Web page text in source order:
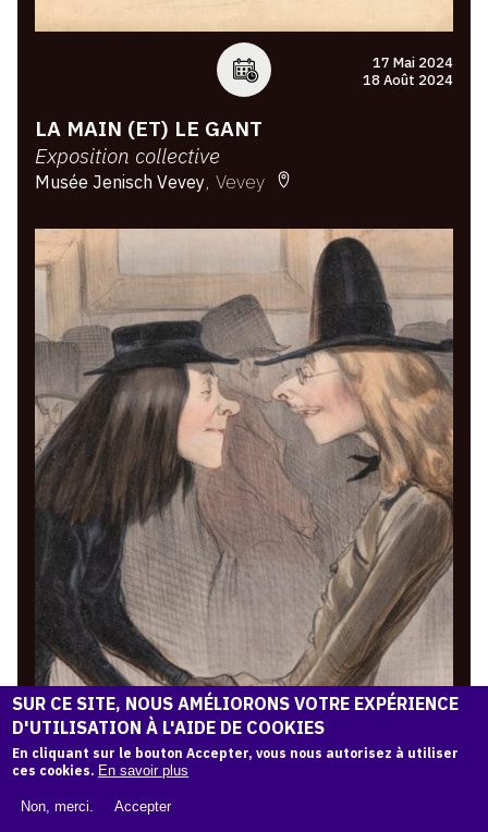
17 Mai 2024
18 Août 2024
LA MAIN (ET) LE GANT
Exposition collective
Musée Jenisch Vevey Vevey
SUR CE SITE, NOUS AMÉLIORONS VOTRE EXPÉRIENCE
D'UTILISATION À L'AIDE DE COOKIES
En cliquant sur le bouton Accepter, vous nous autorisez à utiliser
ces cookies. En savoir plus
Non, merci. Accepter